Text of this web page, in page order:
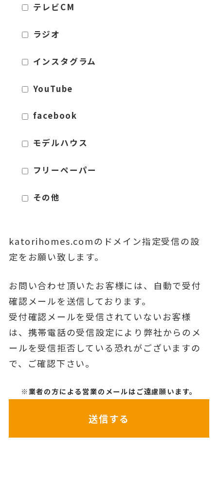
テレビCM
ラジオ
インスタグラム
YouTube
facebook
モデルハウス
フリーペーパー
その他
katorihomes.comのドメイン指定受信の設
定をお願い致します。
お問い合わせ頂いたお客様には、自動で受付
確認メールを送信しております。
受付確認メールを受信されていないお客様
は、携帯電話の受信設定により弊社からのメ
ールを受信拒否している恐れがございますの
で、ご確認下さい。
※業者の方による営業のメールはご遠慮願います。